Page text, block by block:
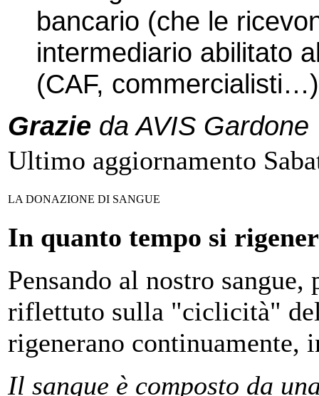
bancario (che le
intermediario abilitato
(CAF,
Grazie da AVIS Gardone
Ultimo aggiornamento
LA DONAZIONE DI SANGUE
In quanto tempo si
Pensando al nostro
riflettuto sulla "ciclicità"
rigenerano
Il sangue è composto da